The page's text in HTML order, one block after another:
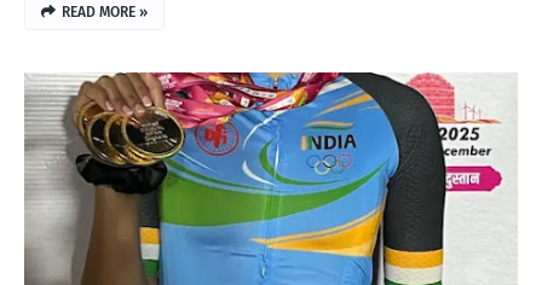
READ MORE »